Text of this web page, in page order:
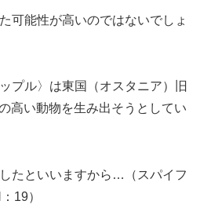
可能性が高いのではないでしょ
ル〉は東国（オスタニア）旧
高い動物を生み出そうとしてい
たといいますから…（スパイフ
19）